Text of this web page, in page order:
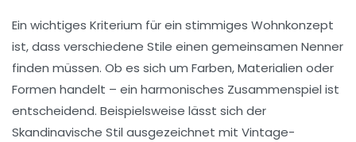
Ein wichtiges Kriterium für ein stimmiges Wohnkonzept
ist, dass verschiedene Stile einen gemeinsamen Nenner
finden müssen. Ob es sich um Farben, Materialien oder
Formen handelt – ein harmonisches Zusammenspiel ist
entscheidend. Beispielsweise lässt sich der
Skandinavische Stil ausgezeichnet mit Vintage-